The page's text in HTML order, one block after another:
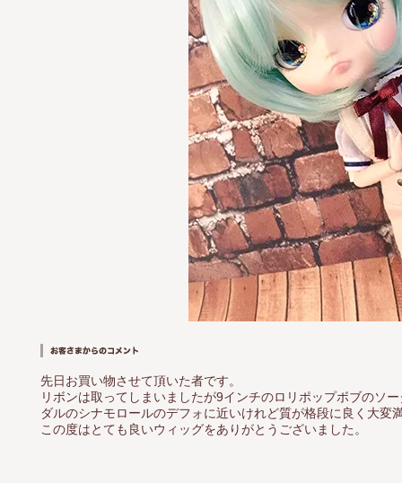
先日お買い物させて頂いた者です。
リボンは取ってしまいましたが9インチのロリポップボブのソ
ダルのシナモロールのデフォに近いけれど質が格段に良く大変
この度はとても良いウィッグをありがとうございました。